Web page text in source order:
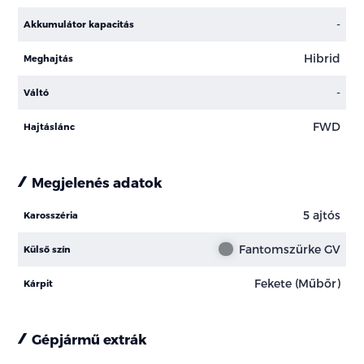
Akkumulátor kapacitás -
Meghajtás Hibrid
Váltó -
Hajtáslánc FWD
Megjelenés adatok
Karosszéria 5 ajtós
Külső szín Fantomszürke GV
Kárpit Fekete (Műbőr)
Gépjármű extrák